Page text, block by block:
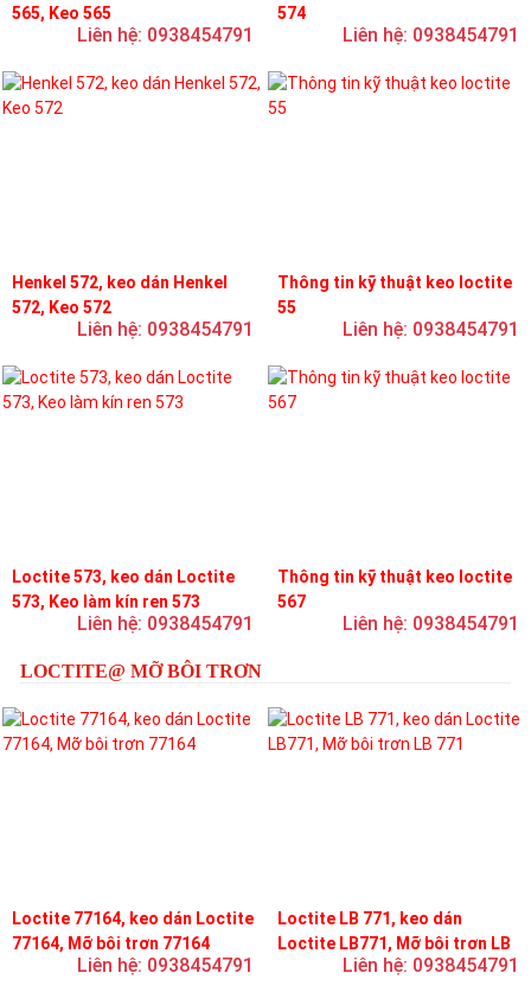
565, Keo 565
Liên hệ: 0938454791
574
Liên hệ: 0938454791
Henkel 572, keo dán Henkel
572, Keo 572
Liên hệ: 0938454791
Thông tin kỹ thuật keo loctite
55
Liên hệ: 0938454791
Loctite 573, keo dán Loctite
573, Keo làm kín ren 573
Liên hệ: 0938454791
Thông tin kỹ thuật keo loctite
567
Liên hệ: 0938454791
LOCTITE@ MỠ BÔI TRƠN
Loctite 77164, keo dán Loctite
77164, Mỡ bôi trơn 77164
Liên hệ: 0938454791
Loctite LB 771, keo dán
Loctite LB771, Mỡ bôi trơn LB
Liên hệ: 0938454791